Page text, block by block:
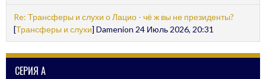
Re: Трансферы и слухи о Лацио - чё ж вы не президенты?
[Трансферы и слухи] Damenion 24 Июль 2026, 20:31
СЕРИЯ А